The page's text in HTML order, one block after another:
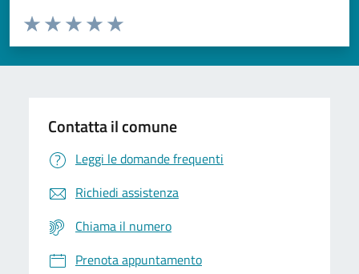
Domanda
Valuta da 1 a 5 stelle la pagina
Valuta 5 stelle su 5
Valuta 4 stelle su 5
Valuta 3 stelle su 5
Valuta 2 stelle su 5
Valuta 1 stelle su 5
Contatta il comune
Leggi le domande frequenti
Richiedi assistenza
Chiama il numero
Prenota appuntamento